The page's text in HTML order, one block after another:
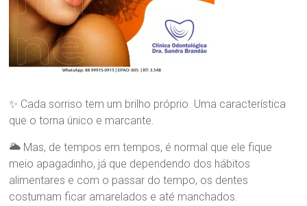
g
i
c
r
a
S
n
d
r
✨ Cada sorriso tem um brilho próprio. Uma característica
que o torna único e marcante.
🌥 Mas, de tempos em tempos, é normal que ele fique
meio apagadinho, já que dependendo dos hábitos
alimentares e com o passar do tempo, os dentes
costumam ficar amarelados e até manchados.